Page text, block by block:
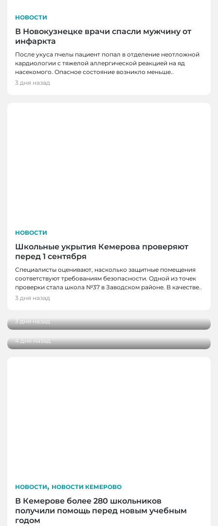
НОВОСТИ
В Новокузнецке врачи спасли мужчину от
инфаркта
После укуса пчелы пациент попал в отделение неотложной
кардиологии с тяжелой аллергической реакцией на яд
насекомого. Опасное состояние возникло меньше..
3 дня назад
НОВОСТИ
Школьные укрытия Кемерова проверяют
перед 1 сентября
Специалисты оценивают, насколько защитные помещения
соответствуют требованиям безопасности. Одной из точек
проверки стала школа №37 в Заводском районе. В качестве..
3 дня назад
НОВОСТИ, НОВОСТИ КЕМЕРОВО
Три автобуса в Кемерове начнут
3 дня назад
НОВОСТИ
спортсменов и ветеранов отрасли
4 дня назад
НОВОСТИ, НОВОСТИ КЕМЕРОВО
В Кемерове более 280 школьников
получили помощь перед новым учебным
годом